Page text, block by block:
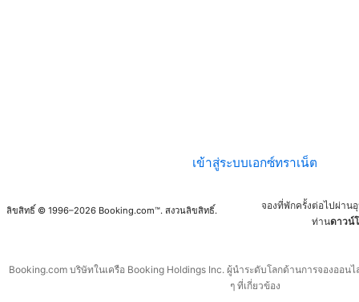
เข้าสู่ระบบเอกซ์ทราเน็ต
ลิขสิทธิ์ © 1996–2026 Booking.com™. สงวนลิขสิทธิ์.
จองที่พักครั้งต่อไปผ่าน
ท่านดาวน์
Booking.com บริษัทในเครือ Booking Holdings Inc. ผู้นำระดับโลกด้านการจองออน
ๆ ที่เกี่ยวข้อง